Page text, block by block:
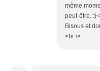
même
peut-être.
Bisous et
<br />